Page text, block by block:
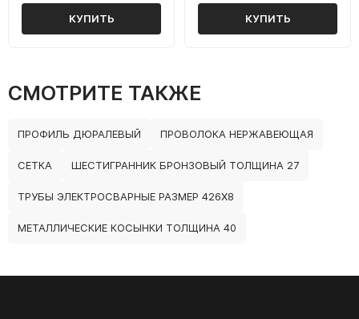
КУПИТЬ КУПИТЬ
СМОТРИТЕ ТАКЖЕ
ПРОФИЛЬ ДЮРАЛЕВЫЙ ПРОВОЛОКА НЕРЖАВЕЮЩАЯ
СЕТКА ШЕСТИГРАННИК БРОНЗОВЫЙ ТОЛЩИНА 27
ТРУБЫ ЭЛЕКТРОСВАРНЫЕ РАЗМЕР 426Х8
МЕТАЛЛИЧЕСКИЕ КОСЫНКИ ТОЛЩИНА 40